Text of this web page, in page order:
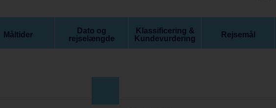
Måltider
Dato og
rejselængde
Klassificering &
Kundevurdering
Rejsemål